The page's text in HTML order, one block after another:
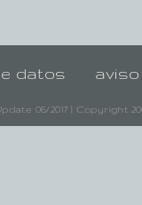
datos
06/2017 | Copyright